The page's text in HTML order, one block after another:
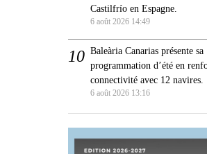
Castilfrío en Espagne.
6 août 2026 14:49
Baleària Canarias présente sa
programmation d’été en
connectivité avec 12 navires.
6 août 2026 13:16